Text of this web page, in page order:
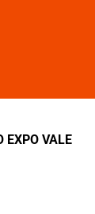
EXPO VALE